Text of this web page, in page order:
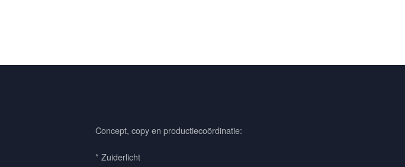
Concept, copy en productiecoördinatie:
* Zuiderlicht